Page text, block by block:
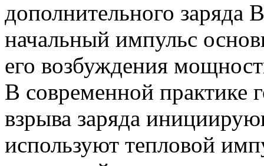
дополнительного заряда
начальный импульс
его возбуждения
В современной практике
взрыва заряда
используют тепловой